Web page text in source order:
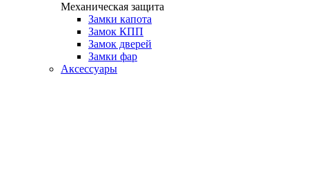
Механическая защита
Замки капота
Замок КПП
Замок дверей
Замки фар
Аксессуары